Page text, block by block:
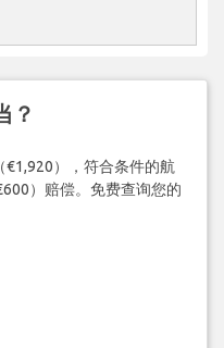
？
），符合条件的航
）赔偿。免费查询您的